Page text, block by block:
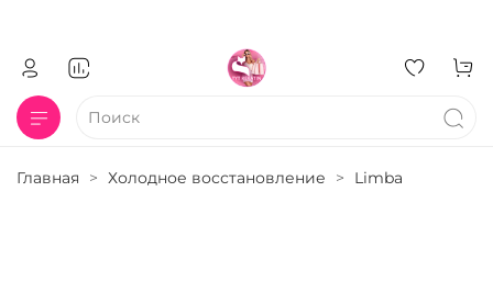
Главная Холодное восстановление Limba